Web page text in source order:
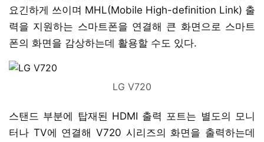
요긴하게 쓰이며 MHL(Mobile High-definition Link) 출
력을 지원하는 스마트폰을 연결해 큰 화면으로 스마트
폰의 화면을 감상하는데 활용할 수도 있다.
LG V720
스탠드 부분에 탑재된 HDMI 출력 포트는 별도의 모니
터나 TV에 연결해 V720 시리즈의 화면을 출력하는데